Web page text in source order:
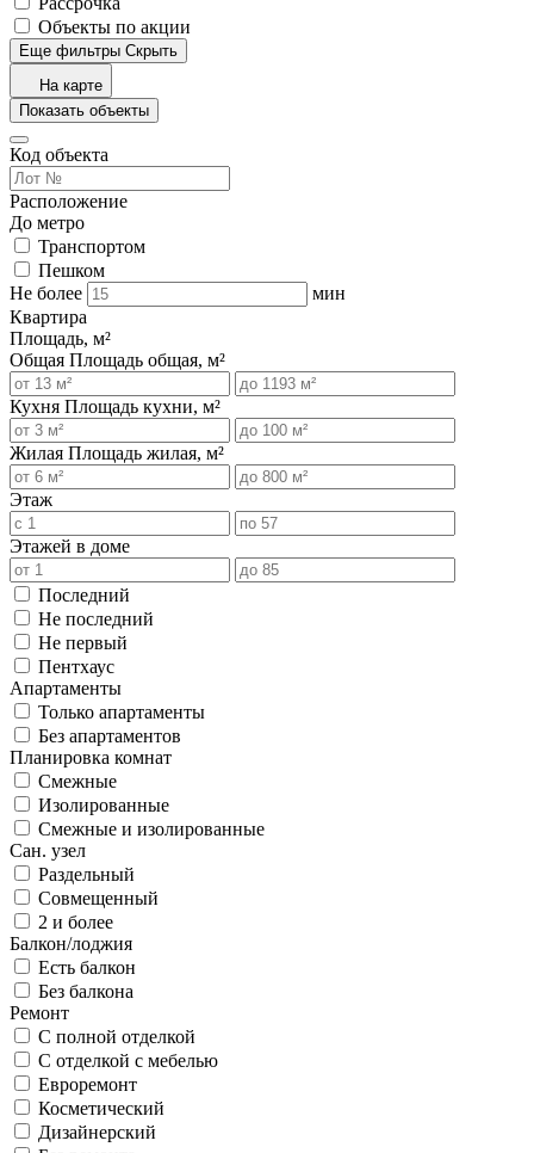
Объекты по акции
Еще фильтры Скрыть
На карте
Показать объекты
Код объекта
Расположение
До метро
Транспортом
Пешком
Не более
мин
Квартира
Площадь, м²
Общая Площадь общая, м²
Кухня Площадь кухни, м²
Жилая Площадь жилая, м²
Этаж
Этажей в доме
Последний
Не последний
Не первый
Пентхаус
Апартаменты
Только апартаменты
Без апартаментов
Планировка комнат
Смежные
Изолированные
Смежные и изолированные
Сан. узел
Раздельный
Совмещенный
2 и более
Балкон/лоджия
Есть балкон
Без балкона
Ремонт
С полной отделкой
С отделкой с мебелью
Евроремонт
Косметический
Дизайнерский